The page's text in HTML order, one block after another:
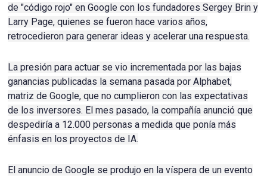
de "código rojo" en Google con los fundadores Sergey Brin y
Larry Page, quienes se fueron hace varios años,
retrocedieron para generar ideas y acelerar una respuesta.
La presión para actuar se vio incrementada por las bajas
ganancias publicadas la semana pasada por Alphabet,
matriz de Google, que no cumplieron con las expectativas
de los inversores. El mes pasado, la compañía anunció que
despediría a 12.000 personas a medida que ponía más
énfasis en los proyectos de IA.
El anuncio de Google se produjo en la víspera de un evento